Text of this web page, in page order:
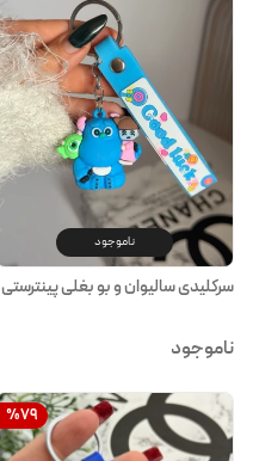
ناموجود
سرکلیدی سالیوان و بو بغلی پینترستی
ناموجود
%79